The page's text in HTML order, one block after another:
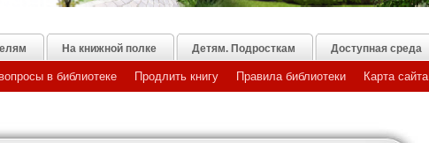
в библиотеке Продлить книгу Правила библиотеки Карта сайта
На книжной полке Детям. Подросткам Доступная среда